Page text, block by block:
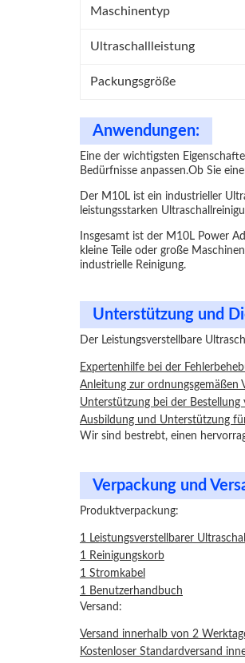
Maschinentyp
Ultraschallleistung
Packungsgröße
Anwendungen:
Eine der wichtigsten
Bedürfnisse anpassen.Ob Sie
Der M10L ist ein industrieller
leistungsstarken
Insgesamt ist der M10L Power
kleine Teile oder große
industrielle Reinigung.
Unterstützung und
Der Leistungsverstellbare
Expertenhilfe bei der
Anleitung zur ordnungsgemäßen
Unterstützung bei der
Ausbildung und Unterstützung
Wir sind bestrebt, einen
Verpackung und
Produktverpackung:
1 Leistungsverstellbarer
1 Reinigungskorb
1 Stromkabel
1 Benutzerhandbuch
Versand:
Versand innerhalb von 2
Kostenloser Standardversand